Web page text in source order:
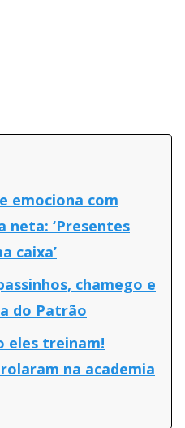
emociona com
neta: ‘Presentes
caixa’
chamego e
do Patrão
eles treinam!
na academia